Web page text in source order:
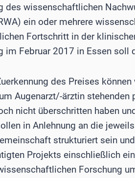
des wissenschaftlichen
ein oder mehrere
Fortschritt in der
im Februar 2017 in Essen soll
des Preises
Augenarzt/-ärztin
nicht überschritten haben
in Anlehnung an die
strukturiert sein
Projekts einschließlich
Forschung